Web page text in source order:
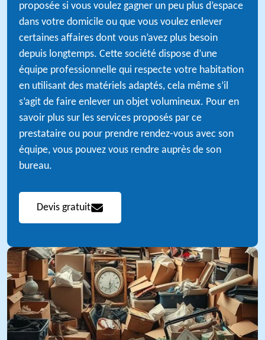
proposée si vous voulez gagner un peu plus d’espace
dans votre domicile ou que vous voulez enlever
certaines affaires dont vous n’avez plus besoin
depuis longtemps. Cette société dispose d’une
équipe professionnelle qui respecte votre habitation
en utilisant des matériels adaptés, cela même s’il
s’agit de faire enlever un objet volumineux. Pour en
savoir plus sur les services proposés par ce
prestataire ou pour prendre rendez-vous avec son
équipe, vous pouvez vous rendre auprès de son
bureau.
Devis gratuit